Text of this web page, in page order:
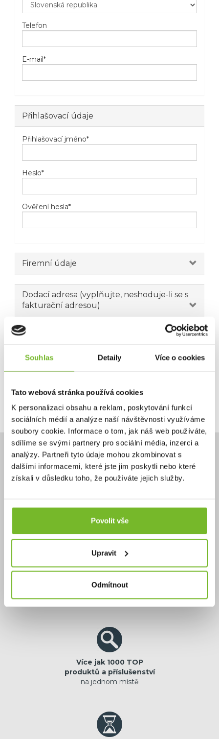
Souhlas Detaily Více o cookies
Tato webová stránka používá cookies
K personalizaci obsahu a reklam, poskytování funkcí
sociálních médií a analýze naší návštěvnosti využíváme
soubory cookie. Informace o tom, jak náš web používáte,
sdílíme se svými partnery pro sociální média, inzerci a
analýzy. Partneři tyto údaje mohou zkombinovat s
dalšími informacemi, které jste jim poskytli nebo které
získali v důsledku toho, že používáte jejich služby.
Povolit vše
Upravit
Odmítnout
Telefon
E-mail*
Přihlašovací údaje
Přihlašovací jméno*
Heslo*
Ověření hesla*
Firemní údaje
Dodací adresa (vyplňujte, neshoduje-li se s
fakturační adresou)
Novinky emailem
Ano, chci dostávat emailem novinky.
Pokračovat
jistota originální
prémiové značky
Více jak 1000 TOP
produktů a příslušenství
na jednom místě